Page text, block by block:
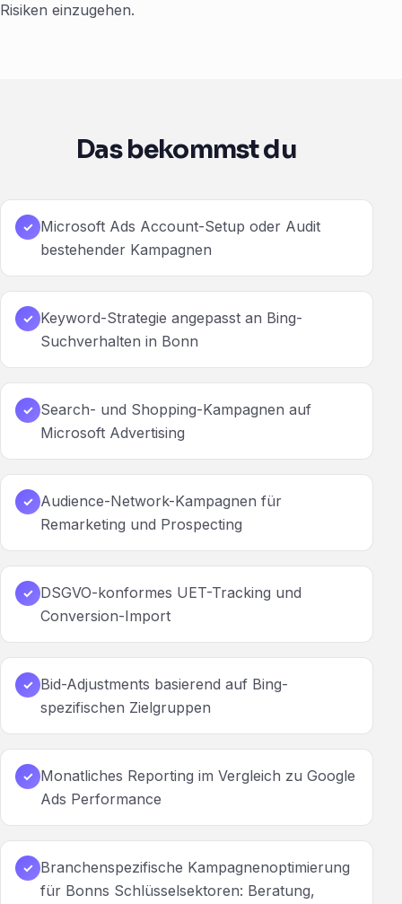
Risiken einzugehen.
Das bekommst du
✓ Microsoft Ads Account-Setup oder Audit
bestehender Kampagnen
✓ Keyword-Strategie angepasst an Bing-
Suchverhalten in Bonn
✓ Search- und Shopping-Kampagnen auf
Microsoft Advertising
✓ Audience-Network-Kampagnen für
Remarketing und Prospecting
✓ DSGVO-konformes UET-Tracking und
Conversion-Import
✓ Bid-Adjustments basierend auf Bing-
spezifischen Zielgruppen
✓ Monatliches Reporting im Vergleich zu Google
Ads Performance
✓ Branchenspezifische Kampagnenoptimierung
für Bonns Schlüsselsektoren: Beratung,